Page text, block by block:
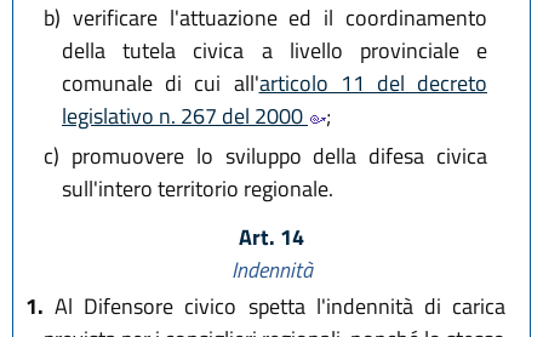
b) verificare l'attuazione ed il coordinamento
della tutela civica a livello provinciale e
comunale di cui all'articolo 11 del decreto
legislativo n. 267 del 2000
;
c) promuovere lo sviluppo della difesa civica
sull'intero territorio regionale.
Art. 14
Indennità
1. Al Difensore civico spetta l'indennità di carica